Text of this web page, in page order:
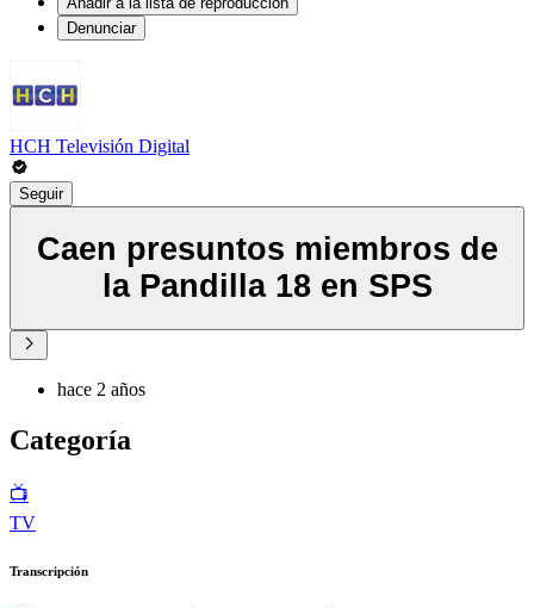
Denunciar
HCH Televisión Digital
Seguir
Caen presuntos miembros de
la Pandilla 18 en SPS
hace 2 años
Categoría
📺
TV
Transcripción